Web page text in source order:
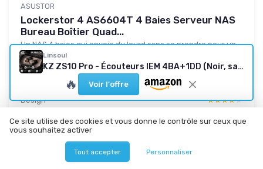
ASUSTOR
Lockerstor 4 AS6604T 4 Baies Serveur NAS
Bureau Boîtier Quad...
Un NAS 4 baies qui envoie du lourd sans se prendre pour un
serveur pro
8.4/10 ★★★★★
★★★★★
Rapport qualité-prix
Design
★★★★★
★★★★★
Performance
★★★★★
★★★★★
Lire le test produit complet
Linsoul
KZ ZS10 Pro - Écouteurs IEM 4BA+1DD (Noir, sans micro)
🔥 Voir l'offre
Ce site utilise des cookies et vous donne le contrôle sur ceux que
vous souhaitez activer
Tout accepter Personnaliser